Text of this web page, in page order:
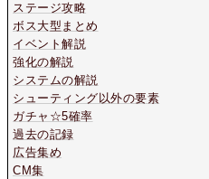
ステージ攻略
ボス大型まとめ
イベント解説
強化の解説
システムの解説
シューティング以外の要素
ガチャ☆5確率
過去の記録
広告集め
CM集